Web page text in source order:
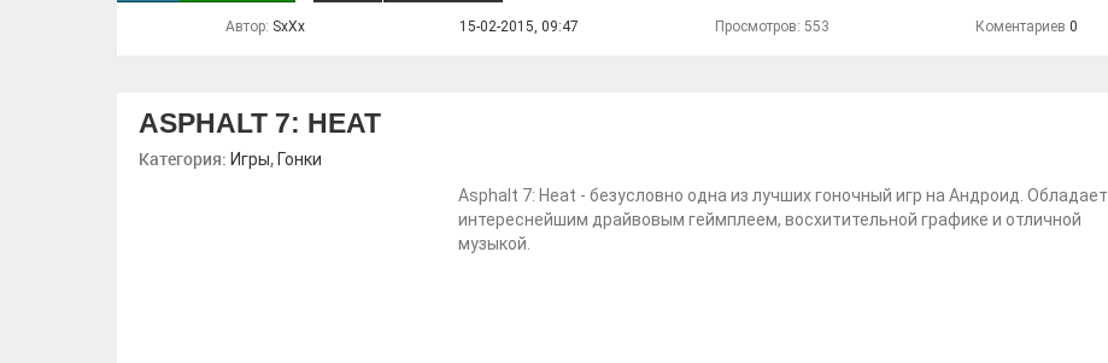
Автор: SxXx 15-02-2015, 09:47 Просмотров: 553 Коментариев 0
ASPHALT 7: HEAT
Категория: Игры, Гонки
Asphalt 7: Heat - безусловно одна из лучших гоночный игр на Андроид. Обладает
интереснейшим драйвовым геймплеем, восхитительной графике и отличной
музыкой.